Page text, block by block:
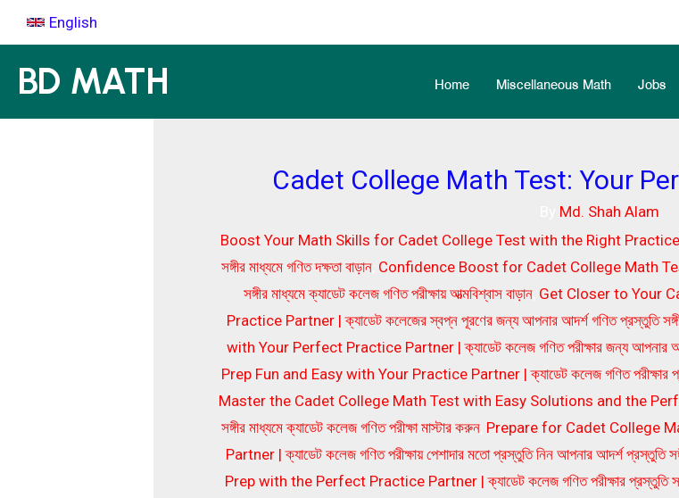
content
English
BD MATH Home Miscellaneous Math Jobs
Cadet College Math Test: Your
Md. Shah Alam
Boost Your Math Skills for Cadet College Test with the Right Practice
সঙ্গীর মাধ্যমে গণিত দক্ষতা বাড়ান Confidence Boost for Cadet College Math
সঙ্গীর মাধ্যমে ক্যাডেট কলেজ গণিত পরীক্ষায় আত্মবিশ্বাস বাড়ান, Get Closer to Your
Practice Partner | ক্যাডেট কলেজের স্বপ্ন পূরণের জন্য আপনার আদর্শ গণিত প্রস্তুতি
with Your Perfect Practice Partner | ক্যাডেট কলেজ গণিত পরীক্ষার জন্য আপনার
Prep Fun and Easy with Your Practice Partner | ক্যাডেট কলেজ গণিত পরীক্ষার
Master the Cadet College Math Test with Easy Solutions and the
সঙ্গীর মাধ্যমে ক্যাডেট কলেজ গণিত পরীক্ষা মাস্টার করুন Prepare for Cadet College
Partner | ক্যাডেট কলেজ গণিত পরীক্ষায় পেশাদার মতো প্রস্তুতি নিন আপনার আদর্শ প্রস্তুতি
Prep with the Perfect Practice Partner | ক্যাডেট কলেজ গণিত পরীক্ষার প্রস্তুতি